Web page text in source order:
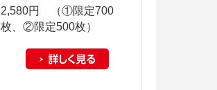
2,580円 （①限定700
枚、②限定500枚）